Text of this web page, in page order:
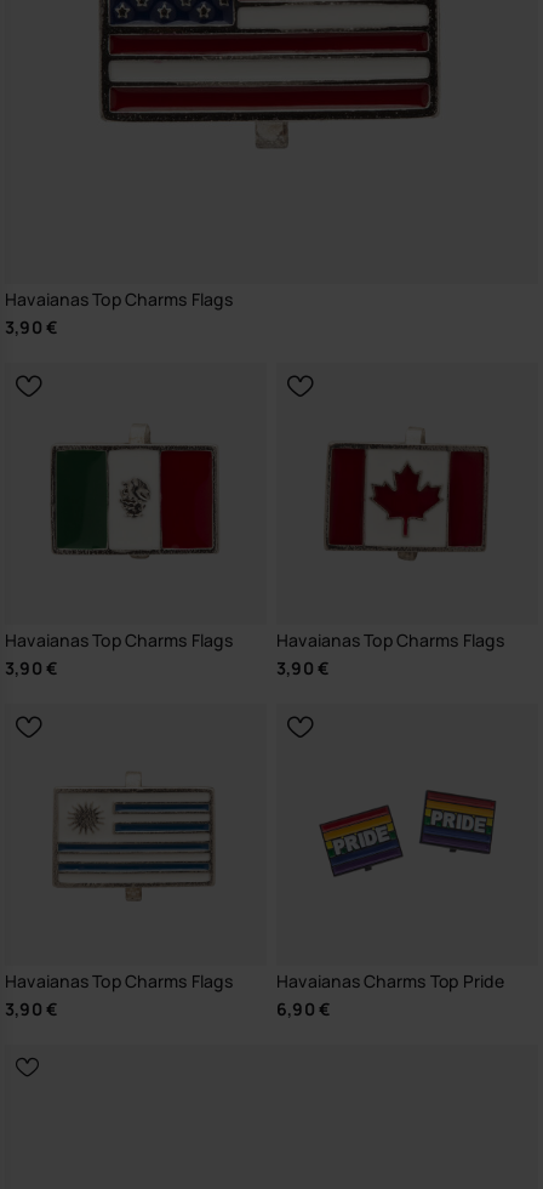
Havaianas Top Charms Flags
3,90 €
Havaianas Top Charms Flags
3,90 €
Havaianas Top Charms Flags
3,90 €
Havaianas Top Charms Flags
3,90 €
Havaianas Charms Top Pride
6,90 €